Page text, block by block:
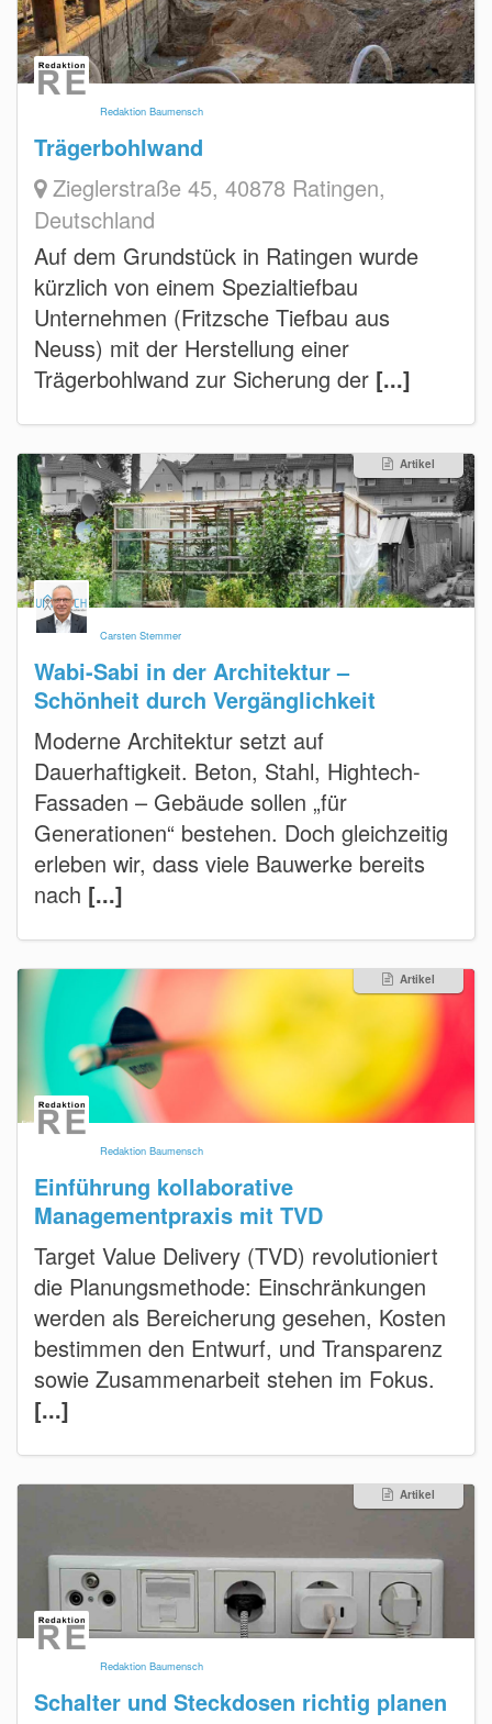
Redaktion Baumensch
Trägerbohlwand
Zieglerstraße 45, 40878 Ratingen,
Deutschland
Auf dem Grundstück in Ratingen wurde
kürzlich von einem Spezialtiefbau
Unternehmen (Fritzsche Tiefbau aus
Neuss) mit der Herstellung einer
Trägerbohlwand zur Sicherung der [...]
Artikel
Carsten Stemmer
Wabi-Sabi in der Architektur –
Schönheit durch Vergänglichkeit
Moderne Architektur setzt auf
Dauerhaftigkeit. Beton, Stahl, Hightech-
Fassaden – Gebäude sollen „für
Generationen“ bestehen. Doch gleichzeitig
erleben wir, dass viele Bauwerke bereits
nach [...]
Artikel
Redaktion Baumensch
Einführung kollaborative
Managementpraxis mit TVD
Target Value Delivery (TVD) revolutioniert
die Planungsmethode: Einschränkungen
werden als Bereicherung gesehen, Kosten
bestimmen den Entwurf, und Transparenz
sowie Zusammenarbeit stehen im Fokus.
[...]
Artikel
Redaktion Baumensch
Schalter und Steckdosen richtig planen